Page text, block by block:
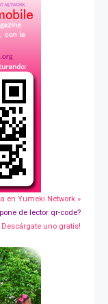
en Yumeki Network »
de lector qr-code?
Descárgate uno gratis!